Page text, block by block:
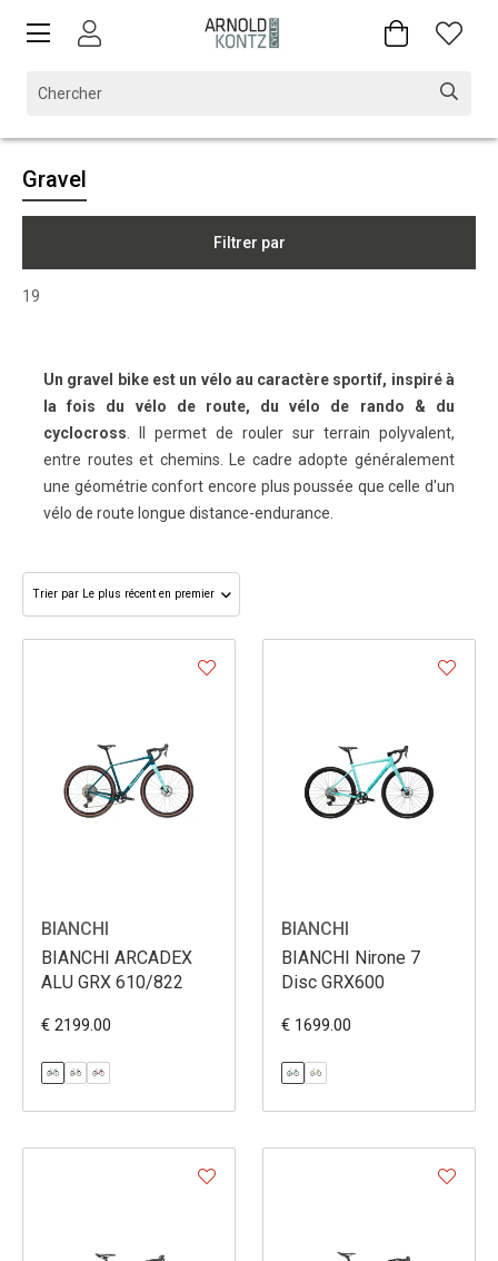
Gravel
Filtrer par
19
Un gravel bike est un vélo au caractère sportif, inspiré à
la fois du vélo de route, du vélo de rando & du
cyclocross . Il permet de rouler sur terrain polyvalent,
entre routes et chemins. Le cadre adopte généralement
une géométrie confort encore plus poussée que celle d'un
vélo de route longue distance-endurance.
BIANCHI
BIANCHI ARCADEX
ALU GRX 610/822
€ 2199.00
BIANCHI
BIANCHI Nirone 7
Disc GRX600
€ 1699.00